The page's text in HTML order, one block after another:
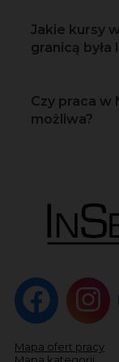
Jakie kursy
granicą była
Czy praca w
możliwa?
Mapa ofert pracy
Mapa kategorii